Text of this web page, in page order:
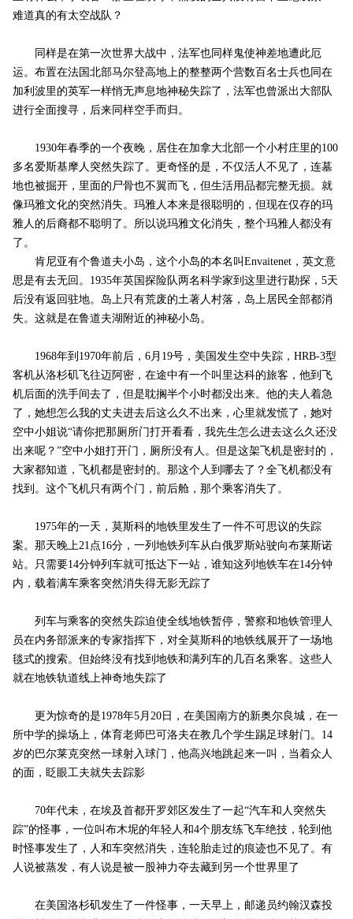
难道真的有太空战队？
同样是在第一次世界大战中，法军也同样鬼使神差地遭此厄
运。布置在法国北部马尔登高地上的整整两个营数百名士兵也同在
加利波里的英军一样悄无声息地神秘失踪了，法军也曾派出大部队
进行全面搜寻，后来同样空手而归。
1930年春季的一个夜晚，居住在加拿大北部一个小村庄里的100
多名爱斯基摩人突然失踪了。更奇怪的是，不仅活人不见了，连墓
地也被掘开，里面的尸骨也不翼而飞，但生活用品都完整无损。就
像玛雅文化的突然消失。玛雅人本来是很聪明的，但现在仅存的玛
雅人的后裔都不聪明了。所以说玛雅文化消失，整个玛雅人都没有
了。
肯尼亚有个鲁道夫小岛，这个小岛的本名叫Envaitenet，英文意
思是有去无回。1935年英国探险队两名科学家到这里进行勘探，5天
后没有返回驻地。岛上只有荒废的土著人村落，岛上居民全部都消
失。这就是在鲁道夫湖附近的神秘小岛。
1968年到1970年前后，6月19号，美国发生空中失踪，HRB-3型
客机从洛杉矶飞往迈阿密，在途中有一个叫里达科的旅客，他到飞
机后面的洗手间去了，但是耽搁半个小时都没出来。他的夫人着急
了，她想怎么我的丈夫进去后这么久不出来，心里就发慌了，她对
空中小姐说“请你把那厕所门打开看看，我先生怎么进去这么久还没
出来呢？”空中小姐打开门，厕所没有人。但是这架飞机是密封的，
大家都知道，飞机都是密封的。那这个人到哪去了？全飞机都没有
找到。这个飞机只有两个门，前后舱，那个乘客消失了。
1975年的一天，莫斯科的地铁里发生了一件不可思议的失踪
案。那天晚上21点16分，一列地铁列车从白俄罗斯站驶向布莱斯诺
站。只需要14分钟列车就可抵达下一站，谁知这列地铁车在14分钟
内，载着满车乘客突然消失得无影无踪了
列车与乘客的突然失踪迫使全线地铁暂停，警察和地铁管理人
员在内务部派来的专家指挥下，对全莫斯科的地铁线展开了一场地
毯式的搜索。但始终没有找到地铁和满列车的几百名乘客。这些人
就在地铁轨道线上神奇地失踪了
更为惊奇的是1978年5月20日，在美国南方的新奥尔良城，在一
所中学的操场上，体育老师巴可洛夫在教几个学生踢足球射门。14
岁的巴尔莱克突然一球射入球门，他高兴地跳起来一叫，当着众人
的面，眨眼工夫就失去踪影
70年代未，在埃及首都开罗郊区发生了一起“汽车和人突然失
踪”的怪事，一位叫布木坭的年轻人和4个朋友练飞车绝技，轮到他
时怪事发生了，人和车突然消失，连轮胎走过的痕迹也不见了。有
人说被蒸发，有人说是被一股神力夺去藏到另一个世界里了
在美国洛杉矶发生了一件怪事，一天早上，邮递员约翰汉森投